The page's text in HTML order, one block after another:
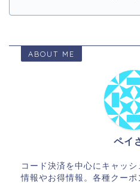
ABOUT ME
ペイ
コード決済を中心にキャッ
情報やお得情報。各種クー